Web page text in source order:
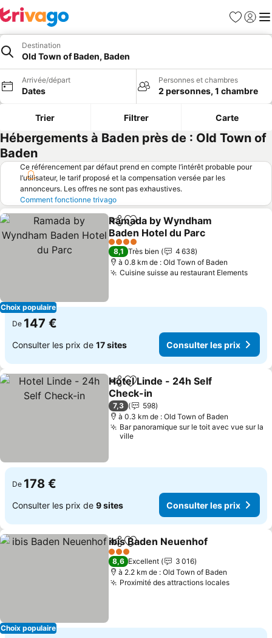
Favoris
Se
Destination
Old Town of Baden, Baden
Arrivée/départ
Dates
Personnes et chambres
2 personnes, 1 chambre
Trier Filtrer Carte
Hébergements à Baden près de : Old Town of
Baden
Ce référencement par défaut prend en compte l’intérêt probable pour
l’utilisateur, le tarif proposé et la compensation versée par les
annonceurs. Les offres ne sont pas exhaustives.
Comment fonctionne trivago
Choix populaire
PartagerAjouter à mes favoris
Ramada by Wyndham
Baden Hotel du Parc
Consulter les prix
4 Étoiles
8,1 Très bien
4 638
à 0.8 km de : Old Town of Baden
Cuisine suisse au restaurant Elements
De 147 €
Consulter les prix de 17 sites Consulter les prix
PartagerAjouter à mes favoris
Hotel Linde - 24h Self
Check-in
Consulter les prix
7,3
598
à 0.3 km de : Old Town of Baden
Bar panoramique sur le toit avec vue sur la
ville
De 178 €
Consulter les prix de 9 sites Consulter les prix
Choix populaire
PartagerAjouter à mes favoris
ibis Baden Neuenhof
3 Étoiles
8,6 Excellent
3 016
à 2.2 km de : Old Town of Baden
Proximité des attractions locales